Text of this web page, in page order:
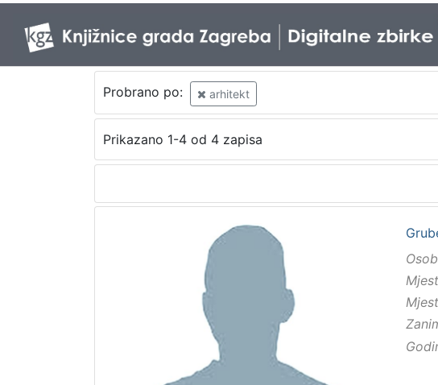
Probrano po: arhitekt
Prikazano 1-4 od 4 zapisa